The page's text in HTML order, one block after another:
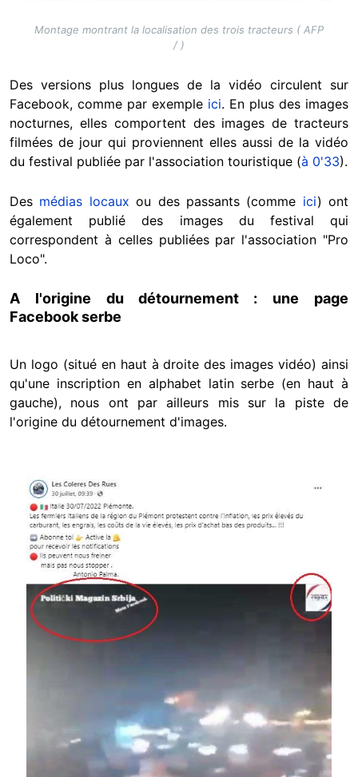
Montage montrant la localisation des trois tracteurs ( AFP
/ )
Des versions plus longues de la vidéo circulent sur
Facebook, comme par exemple ici. En plus des images
nocturnes, elles comportent des images de tracteurs
filmées de jour qui proviennent elles aussi de la vidéo
du festival publiée par l'association touristique (à 0'33).
Des médias locaux ou des passants (comme ici) ont
également publié des images du festival qui
correspondent à celles publiées par l'association "Pro
Loco".
A l'origine du détournement : une page
Facebook serbe
Un logo (situé en haut à droite des images vidéo) ainsi
qu'une inscription en alphabet latin serbe (en haut à
gauche), nous ont par ailleurs mis sur la piste de
l'origine du détournement d'images.
Image